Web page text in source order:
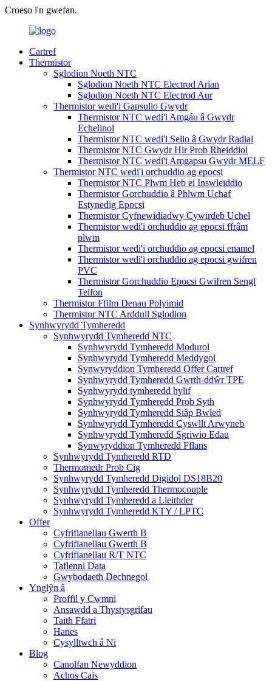
Croeso i'n gwefan.
Cartref
Thermistor
Sglodion Noeth NTC
Sglodion Noeth NTC Electrod Arian
Sglodion Noeth NTC Electrod Aur
Thermistor wedi'i Gapsulio Gwydr
Thermistor NTC wedi'i Amgáu â Gwydr
Echelinol
Thermistor NTC wedi'i Selio â Gwydr Radial
Thermistor NTC Gwydr Hir Prob Rheiddiol
Thermistor NTC wedi'i Amgapsu Gwydr MELF
Thermistor NTC wedi'i orchuddio ag epocsi
Thermistor NTC Plwm Heb ei Inswleiddio
Thermistor Gorchuddio â Phlwm Uchaf
Estynedig Epocsi
Thermistor Cyfnewidiadwy Cywirdeb Uchel
Thermistor wedi'i orchuddio ag epocsi ffrâm
plwm
Thermistor wedi'i orchuddio ag epocsi enamel
Thermistor wedi'i orchuddio ag epocsi gwifren
PVC
Thermistor Gorchuddio Epocsi Gwifren Sengl
Telfon
Thermistor Ffilm Denau Polyimid
Thermistor NTC Arddull Sglodion
Synhwyrydd Tymheredd
Synhwyrydd Tymheredd NTC
Synhwyrydd Tymheredd Modurol
Synhwyrydd Tymheredd Meddygol
Synwyryddion Tymheredd Offer Cartref
Synhwyrydd Tymheredd Gwrth-ddŵr TPE
Synhwyrydd tymheredd hylif
Synhwyrydd Tymheredd Prob Syth
Synhwyrydd Tymheredd Siâp Bwled
Synhwyrydd Tymheredd Cyswllt Arwyneb
Synhwyrydd Tymheredd Sgriwio Edau
Synwyryddion Tymheredd Fflans
Synhwyrydd Tymheredd RTD
Thermomedr Prob Cig
Synhwyrydd Tymheredd Digidol DS18B20
Synhwyrydd Tymheredd Thermocouple
Synhwyrydd Tymheredd a Lleithder
Synhwyrydd Tymheredd KTY / LPTC
Offer
Cyfrifianellau Gwerth B
Cyfrifianellau Gwerth B
Cyfrifianellau R/T NTC
Taflenni Data
Gwybodaeth Dechnegol
Ynglŷn â
Proffil y Cwmni
Ansawdd a Thystysgrifau
Taith Ffatri
Hanes
Cysylltwch â Ni
Blog
Canolfan Newyddion
Achos Cais